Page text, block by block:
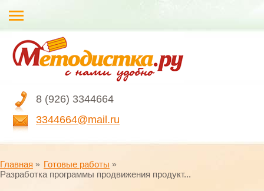
8 (926) 3344664
3344664@mail.ru
Главная
Готовые работы
Разработка программы продвижения продукт...